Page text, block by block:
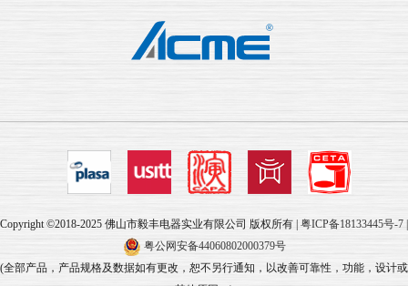
Copyright ©2018-2025 佛山市毅丰电器实业有限公司 版权所有 | 粤ICP备18133445号-7 |
粤公网安备44060802000379号
(全部产品，产品规格及数据如有更改，恕不另行通知，以改善可靠性，功能，设计或